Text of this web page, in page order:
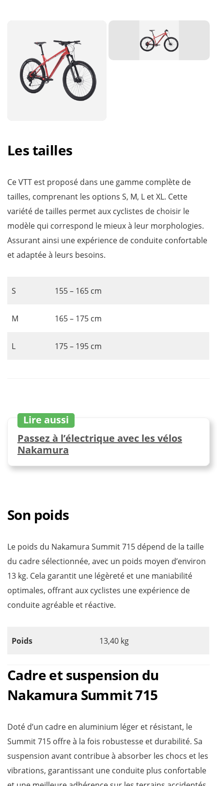
Les tailles
Ce VTT est proposé dans une gamme complète de
tailles, comprenant les options S, M, L et XL. Cette
variété de tailles permet aux cyclistes de choisir le
modèle qui correspond le mieux à leur morphologies.
Assurant ainsi une expérience de conduite confortable
et adaptée à leurs besoins.
S 155 – 165 cm
M 165 – 175 cm
L 175 – 195 cm
Lire aussi
Passez à l’électrique avec les vélos
Nakamura
Son poids
Le poids du Nakamura Summit 715 dépend de la taille
du cadre sélectionnée, avec un poids moyen d’environ
13 kg. Cela garantit une légèreté et une maniabilité
optimales, offrant aux cyclistes une expérience de
conduite agréable et réactive.
Poids 13,40 kg
Cadre et suspension du
Nakamura Summit 715
Doté d’un cadre en aluminium léger et résistant, le
Summit 715 offre à la fois robustesse et durabilité. Sa
suspension avant contribue à absorber les chocs et les
vibrations, garantissant une conduite plus confortable